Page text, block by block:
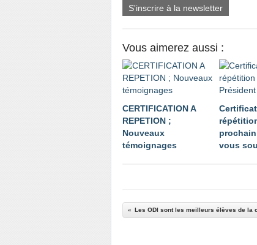
S'inscrire à la newsletter
Vous aimerez aussi :
CERTIFICATION A
REPETION ;
Nouveaux
témoignages
vous
Les ODI sont les meilleurs élèves de la